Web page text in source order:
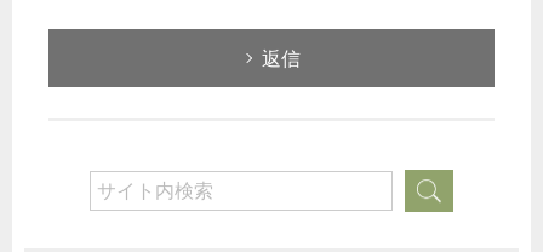
返信